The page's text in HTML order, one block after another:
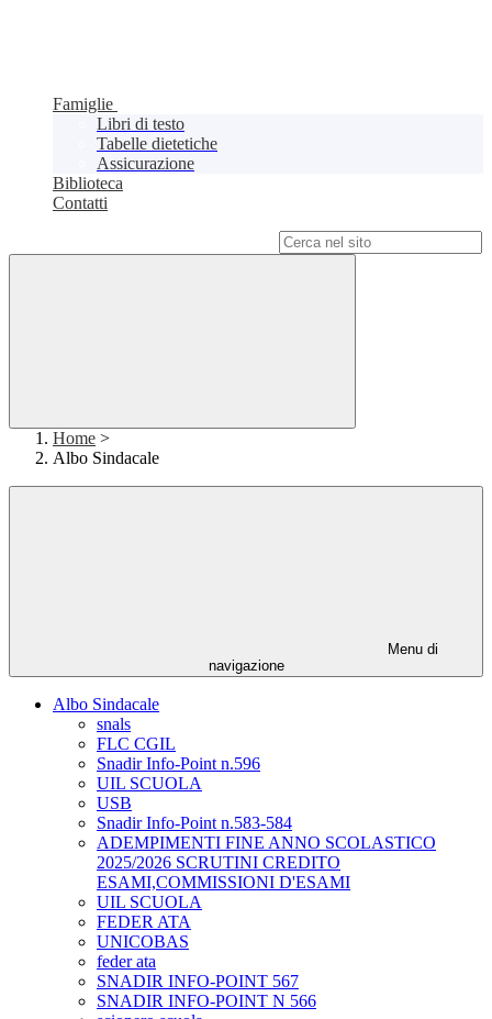
Famiglie
Libri di testo
Tabelle dietetiche
Assicurazione
Biblioteca
Contatti
Home >
Albo Sindacale
Menu di
navigazione
Albo Sindacale
snals
FLC CGIL
Snadir Info-Point n.596
UIL SCUOLA
USB
Snadir Info-Point n.583-584
ADEMPIMENTI FINE ANNO SCOLASTICO
2025/2026 SCRUTINI CREDITO
ESAMI,COMMISSIONI D'ESAMI
UIL SCUOLA
FEDER ATA
UNICOBAS
feder ata
SNADIR INFO-POINT 567
SNADIR INFO-POINT N 566